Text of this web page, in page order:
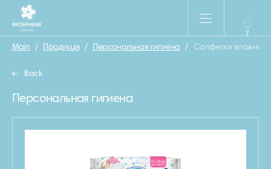
Main / Продукція / Персональная гигиена / Салфетки влажные
Back
Персональная гигиена